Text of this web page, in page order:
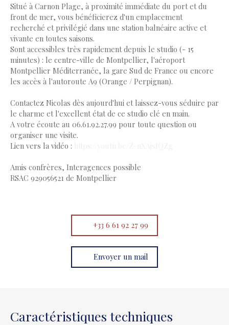
Situé à Carnon Plage, à proximité immédiate du port et du
front de mer, vous bénéficierez d'un emplacement
recherché et privilégié dans une station balnéaire active et
vivante en toutes saisons.
Sont accessibles très rapidement depuis le studio (- 15
minutes) : le centre-ville de Montpellier, l'aéroport
Montpellier Méditerranée, la gare Sud de France ou encore
les accès à l'autoroute A9 (Orange / Perpignan).
Contactez Nicolas dès aujourd'hui et laissez-vous séduire par
le charme et l'excellent état de ce studio clé en main.
A votre écoute au 06.61.92.27.99 pour toute question ou
organiser une visite.
Lien vers la vidéo :
Amis confrères, Interagences possible
RSAC 929056521 de Montpellier
+33 6 61 92 27 99
Envoyer un mail
Caractéristiques techniques